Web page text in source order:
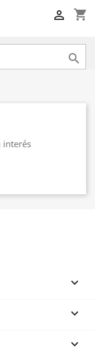
shopping_cart


interés


